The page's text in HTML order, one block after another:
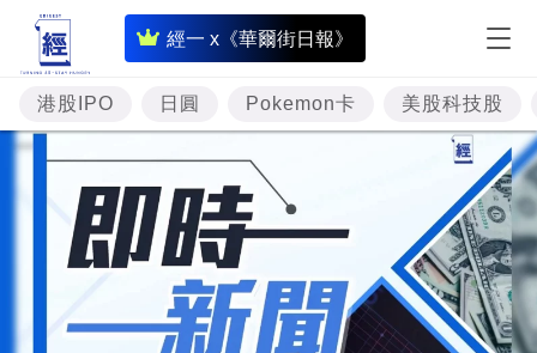
經一 x《華爾街日報》
即
時
財
經
題
投
樓
港股IPO 日圓 Pokemon卡 美股科技股